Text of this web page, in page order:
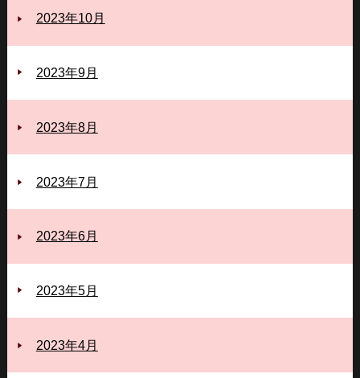
2023年10月
2023年9月
2023年8月
2023年7月
2023年6月
2023年5月
2023年4月